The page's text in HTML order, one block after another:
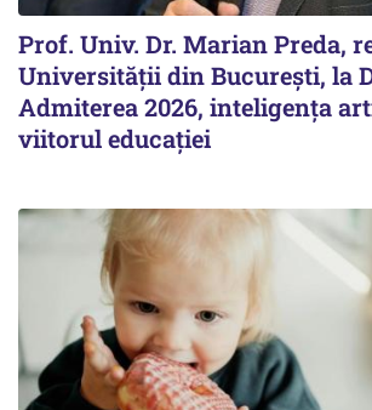
Prof. Univ. Dr. Marian Preda,
Universității din București, la
Admiterea 2026, inteligența
viitorul educației